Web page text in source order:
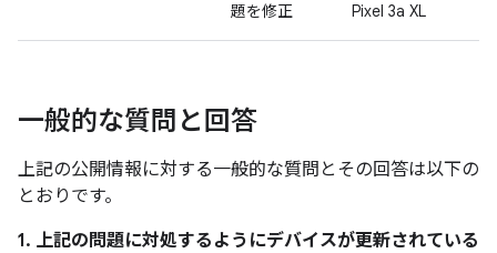
題を修正
Pixel 3a XL
一般的な質問と回答
上記の公開情報に対する一般的な質問とその回答は以下の
とおりです。
1. 上記の問題に対処するようにデバイスが更新されている